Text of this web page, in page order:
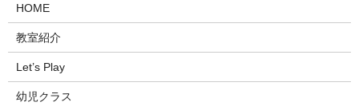
HOME
教室紹介
Let’s Play
幼児クラス